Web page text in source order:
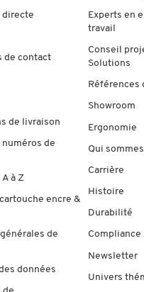
directe
de contact
de livraison
de
à Z
encre &
de
données
Experts en
travail
Conseil
Solutions
Références
Showroom
Ergonomie
Qui
Carrière
Histoire
Durabilité
Compliance
Newsletter
Univers